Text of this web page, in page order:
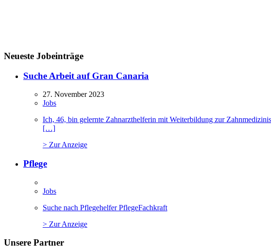
Neueste Jobeinträge
Suche Arbeit auf Gran Canaria
27. November 2023
Jobs
Ich, 46, bin gelernte Zahnarzthelferin mit Weiterbildung zur
[…]
> Zur Anzeige
Pflege
Jobs
Suche nach Pflegehelfer PflegeFachkraft
> Zur Anzeige
Unsere Partner